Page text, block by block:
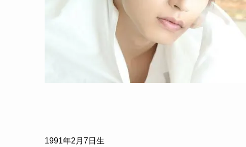
1991年2月7日生